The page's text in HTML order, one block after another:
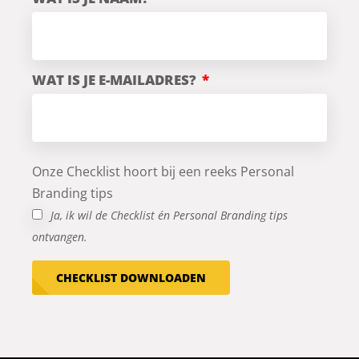
WAT IS JE E-MAILADRES?
Onze Checklist hoort bij een reeks Personal
Branding tips
Ja, ik wil de Checklist én Personal Branding tips
ontvangen.
CHECKLIST DOWNLOADEN